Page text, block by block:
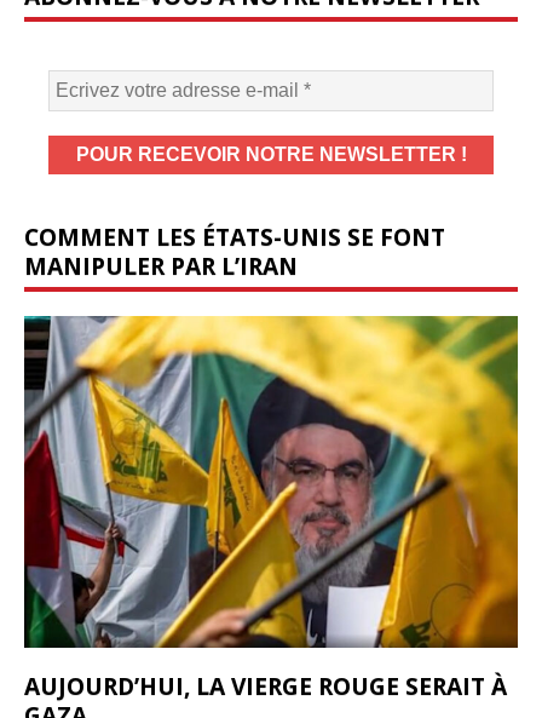
COMMENT LES ÉTATS-UNIS SE FONT
MANIPULER PAR L’IRAN
AUJOURD’HUI, LA VIERGE ROUGE SERAIT À